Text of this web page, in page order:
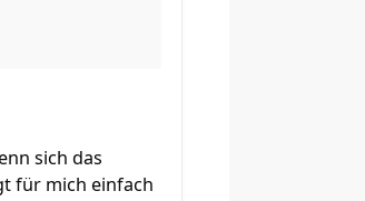
sich das
für mich einfach